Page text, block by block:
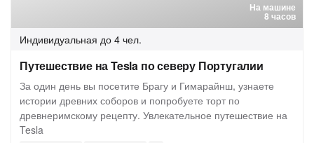
На машине
8 часов
Индивидуальная до 4 чел.
Путешествие на Tesla по северу Португалии
За один день вы посетите Брагу и Гимарайнш, узнаете
истории древних соборов и попробуете торт по
древнеримскому рецепту. Увлекательное путешествие на
Tesla